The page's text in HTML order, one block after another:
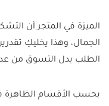
الميزة في المتجر أن
الجمال، وهذا يخليكِ
الطلب بدل التسوق من
بحسب الأقسام الظاهرة